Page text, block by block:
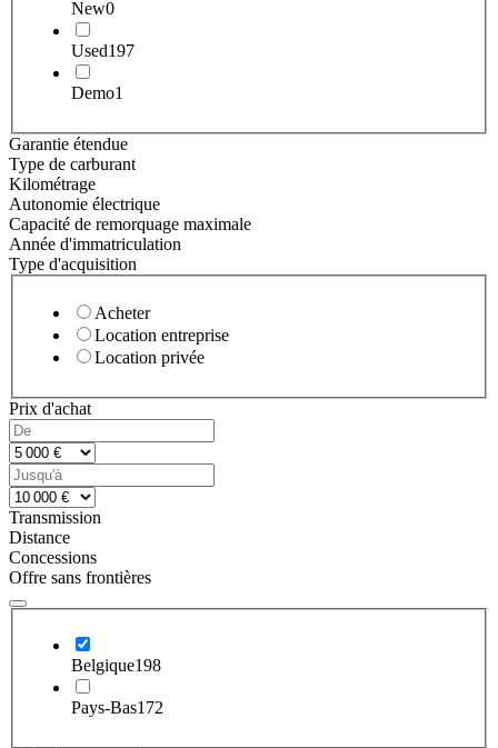
New0
Used197
Demo1
Garantie étendue
Type de carburant
Kilométrage
Autonomie électrique
Capacité de remorquage maximale
Année d'immatriculation
Type d'acquisition
Acheter
Location entreprise
Location privée
Prix d'achat
Transmission
Distance
Concessions
Offre sans frontières
Belgique198
Pays-Bas172